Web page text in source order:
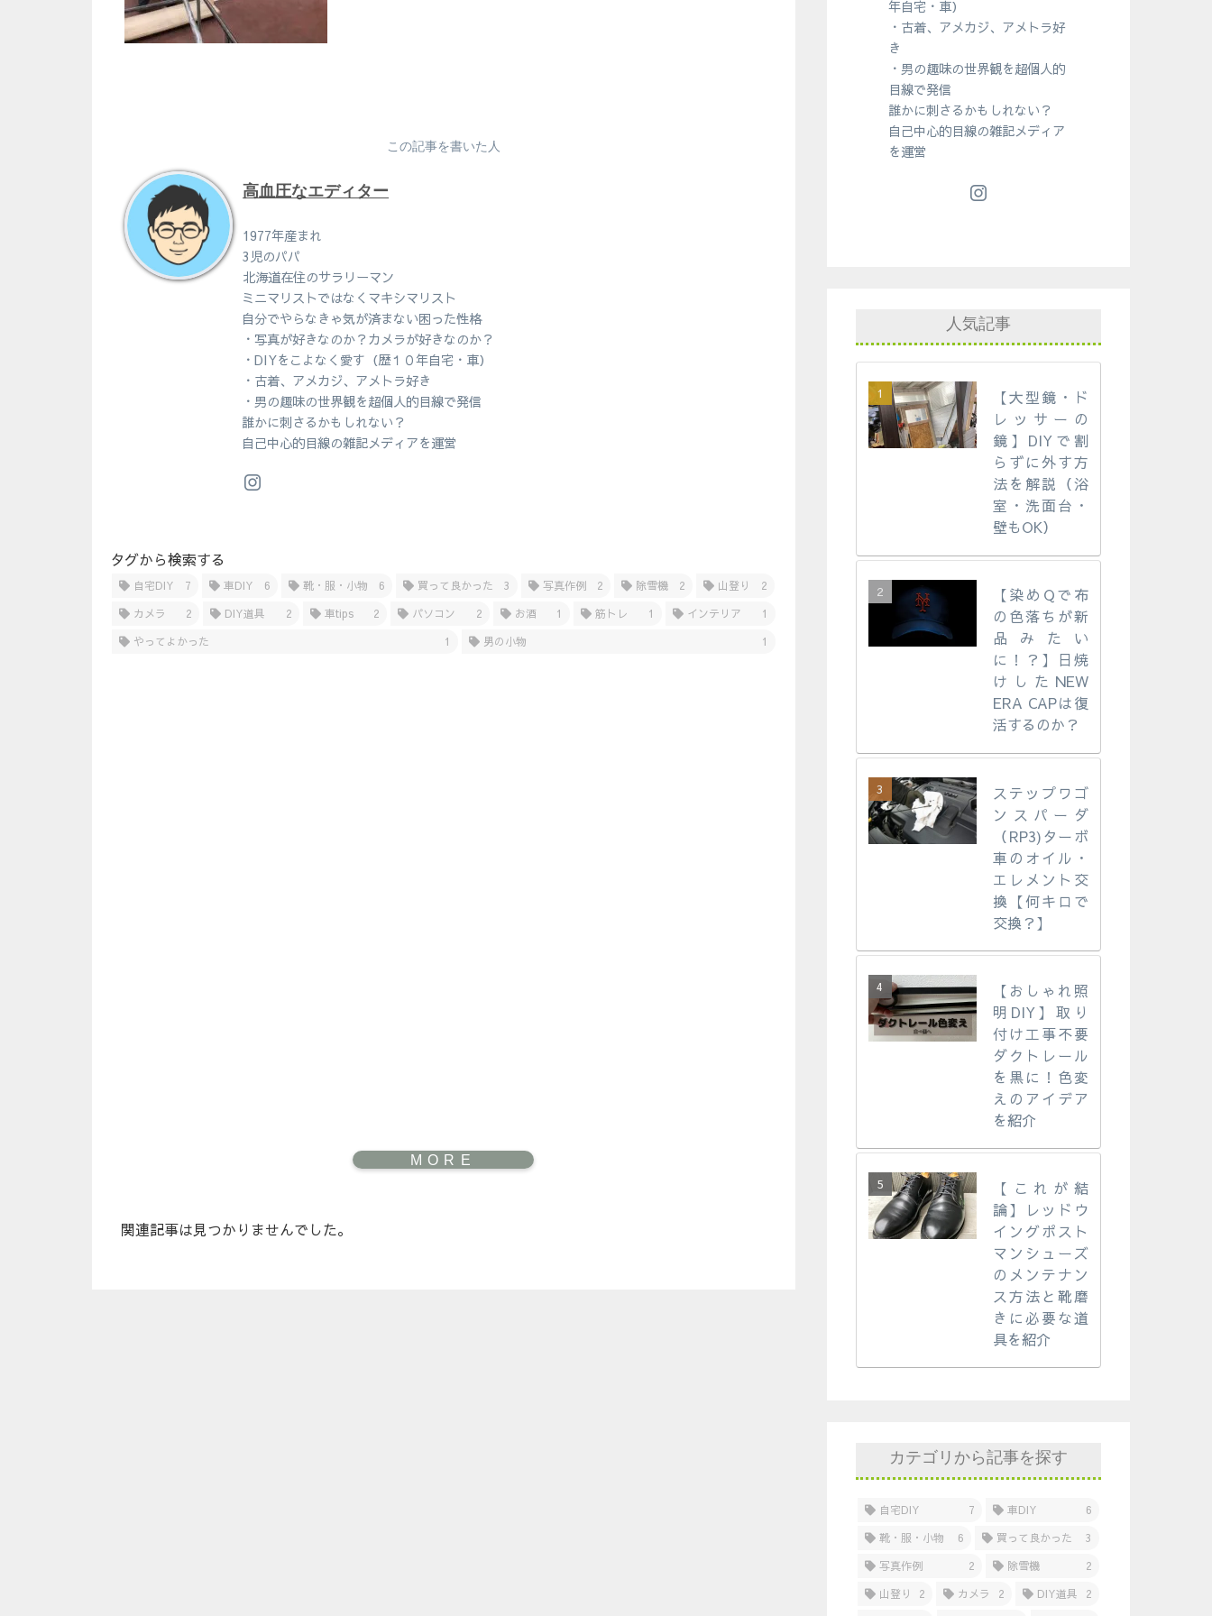
この記事を書いた人
高血圧なエディター
1977年産まれ
3児のパパ
北海道在住のサラリーマン
ミニマリストではなくマキシマリスト
自分でやらなきゃ気が済まない困った性格
・写真が好きなのか？カメラが好きなのか？
・DIYをこよなく愛す（歴１０年自宅・車）
・古着、アメカジ、アメトラ好き
・男の趣味の世界観を超個人的目線で発信
誰かに刺さるかもしれない？
自己中心的目線の雑記メディアを運営
タグから検索する
自宅DIY 7 車DIY 6 靴・服・小物 6 買って良かった 3 写真作例 2 除雪機 2 山登り
2
カメラ
2 DIY道具 2 車tips 2 パソコン 2 お酒 1 筋トレ 1 インテリア
1
やってよかった
1 男の小物 1
関連記事は見つかりませんでした。
年自宅・車）
・古着、アメカジ、アメトラ好
き
・男の趣味の世界観を超個人的
目線で発信
誰かに刺さるかもしれない？
自己中心的目線の雑記メディア
を運営
人気記事
【大型鏡・ド
レッサーの
鏡】DIYで割
らずに外す方
法を解説（浴
室・洗面台・
壁もOK）
【染めQで布
の色落ちが新
品みたい
に！？】日焼
けしたNEW
ERA CAPは復
活するのか？
ステップワゴ
ンスパーダ
（RP3)ターボ
車のオイル・
エレメント交
換【何キロで
交換？】
【おしゃれ照
明DIY】取り
付け工事不要
ダクトレール
を黒に！色変
えのアイデア
を紹介
【これが結
論】レッドウ
イングポスト
マンシューズ
のメンテナン
ス方法と靴磨
きに必要な道
具を紹介
カテゴリから記事を探す
自宅DIY 7 車DIY
6
靴・服・小物
6 買って良かった
3
写真作例
2 除雪機
2
山登り
2 カメラ 2 DIY道具
2